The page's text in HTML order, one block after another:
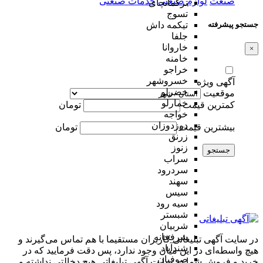
ترکمانچای
تسوج
تیکمه داش
جلفا
خاروانا
خامنه
خراجو
خسروشهر
خضرلو
خمارلو
خواجه
دوزدوزان
زرنق
زنوز
سراب
سردرود
سهند
سیس
سیه رود
شبستر
شربیان
شرفخانه
شندآباد
صوفیان
جستجو پیشرفته
×
آگهی ویژه
موقعیت
کمترین قیمت
تومان
بیشترین قیمت تومان
جستجو
در سایت آگهی تبلیغاتی کاربران مستقیما با هم تماس می‌گیرند و
هیچ واسطه‌ای در این میان وجود ندارد، پس دقت فرمایید که در